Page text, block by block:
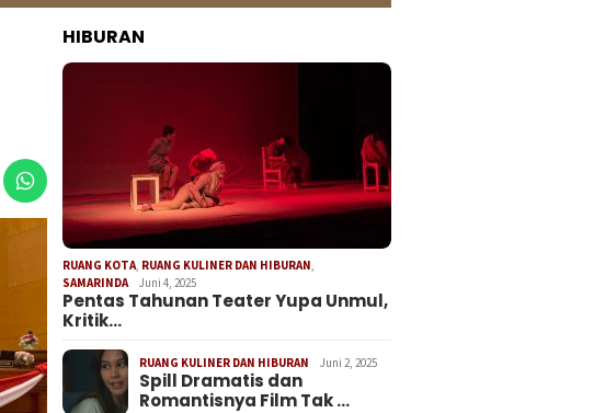
HIBURAN
RUANG KOTA RUANG KULINER DAN HIBURAN
SAMARINDA
Juni 4, 2025
Pentas Tahunan Teater Yupa Unmul,
Kritik…
RUANG KULINER DAN HIBURAN Juni 2, 2025
Spill Dramatis dan
Romantisnya Film Tak …